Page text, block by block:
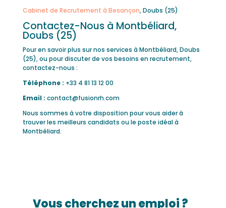
Cabinet de Recrutement à Besançon, Doubs (25)
Contactez-Nous à Montbéliard,
Doubs (25)
Pour en savoir plus sur nos services à Montbéliard, Doubs
(25), ou pour discuter de vos besoins en recrutement,
contactez-nous :
Téléphone : +33 4 81 13 12 00
Email : contact@fusionrh.com
Nous sommes à votre disposition pour vous aider à
trouver les meilleurs candidats ou le poste idéal à
Montbéliard.
Vous cherchez un emploi ?